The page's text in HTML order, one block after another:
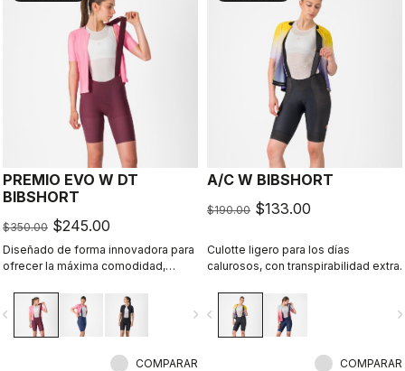
PREMIO EVO W DT
BIBSHORT
$350.00 $245.00
Diseñado de forma innovadora para
ofrecer la máxima comodidad,
largas distancias.
navigate_next
COMPARAR
A/C W BIBSHORT
$190.00 $133.00
Culotte ligero para los días
calurosos, con transpirabilidad extra.
navigate_before
COMPARAR